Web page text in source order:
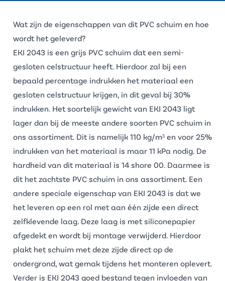
Wat zijn de eigenschappen van dit PVC schuim en hoe
wordt het geleverd?
EKI 2043 is een grijs PVC schuim dat een semi-
gesloten celstructuur heeft. Hierdoor zal bij een
bepaald percentage indrukken het materiaal een
gesloten celstructuur krijgen, in dit geval bij 30%
indrukken. Het soortelijk gewicht van EKI 2043 ligt
lager dan bij de meeste andere soorten PVC schuim in
ons assortiment. Dit is namelijk 110 kg/m³ en voor 25%
indrukken van het materiaal is maar 11 kPa nodig. De
hardheid van dit materiaal is 14 shore 00. Daarmee is
dit het zachtste PVC schuim in ons assortiment. Een
andere speciale eigenschap van EKI 2043 is dat we
het leveren op een rol met aan één zijde een direct
zelfklevende laag. Deze laag is met siliconepapier
afgedekt en wordt bij montage verwijderd. Hierdoor
plakt het schuim met deze zijde direct op de
ondergrond, wat gemak tijdens het monteren oplevert.
Verder is EKI 2043 goed bestand tegen invloeden van